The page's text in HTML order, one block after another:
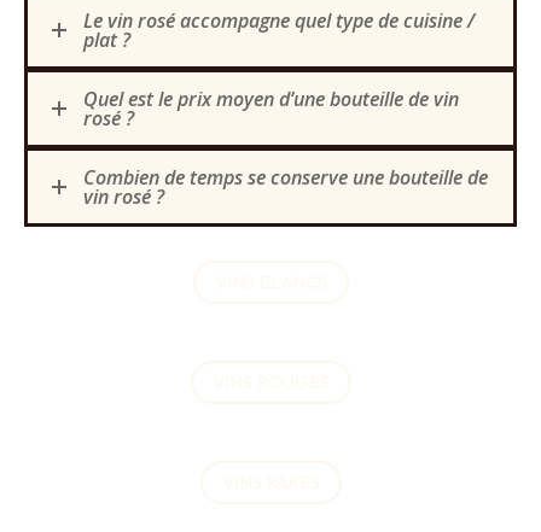
Le vin rosé accompagne quel type de cuisine /
plat ?
Quel est le prix moyen d’une bouteille de vin
rosé ?
Combien de temps se conserve une bouteille de
vin rosé ?